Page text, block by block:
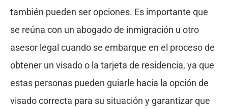
también pueden ser opciones. Es importante que
se reúna con un abogado de inmigración u otro
asesor legal cuando se embarque en el proceso de
obtener un visado o la tarjeta de residencia, ya que
estas personas pueden guiarle hacia la opción de
visado correcta para su situación y garantizar que